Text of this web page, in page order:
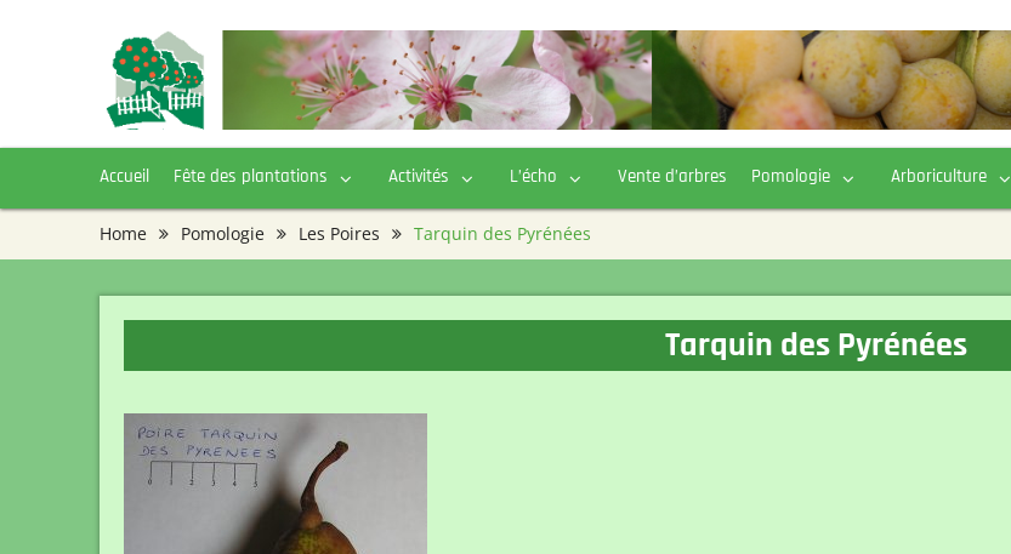
Accueil Fête des plantations Activités L’écho Vente d’arbres Pomologie Arboriculture
Home Pomologie Les Poires Tarquin des Pyrénées
Tarquin des Pyrénées